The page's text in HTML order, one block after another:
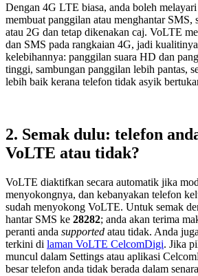
Dengan 4G LTE biasa, anda boleh
membuat panggilan atau menghantar SMS,
atau 2G dan tetap dikenakan caj. VoLTE
dan SMS pada rangkaian 4G, jadi
kelebihannya: panggilan suara HD dan
tinggi, sambungan panggilan lebih pantas,
lebih baik kerana telefon tidak asyik
2. Semak dulu: telefon
VoLTE atau tidak?
VoLTE diaktifkan secara automatik jika
menyokongnya, dan kebanyakan telefon
sudah menyokong VoLTE. Untuk semak
hantar SMS ke 28282; anda akan terima
peranti anda supported atau tidak. Anda
terkini di laman VoLTE CelcomDigi. Jika
muncul dalam Settings atau aplikasi
besar telefon anda tidak berada dalam